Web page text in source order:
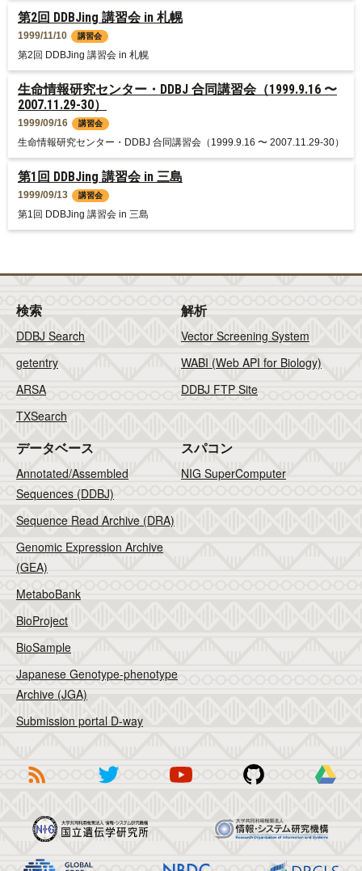
第1回 DDBJing 講習会 in 三島
1999/09/13 講習会
第1回 DDBJing 講習会 in 三島
生命情報研究センター・DDBJ 合同講習会（1999.9.16 〜
2007.11.29-30）
1999/09/16 講習会
生命情報研究センター・DDBJ 合同講習会（1999.9.16 〜 2007.11.29-30）
第2回 DDBJing 講習会 in 札幌
1999/11/10 講習会
第2回 DDBJing 講習会 in 札幌
検索
DDBJ Search
getentry
ARSA
TXSearch
解析
Vector Screening System
WABI (Web API for Biology)
DDBJ FTP Site
データベース
Annotated/Assembled
Sequences (DDBJ)
Sequence Read Archive (DRA)
Genomic Expression Archive
(GEA)
MetaboBank
BioProject
BioSample
Japanese Genotype-phenotype
Archive (JGA)
Submission portal D-way
スパコン
NIG SuperComputer